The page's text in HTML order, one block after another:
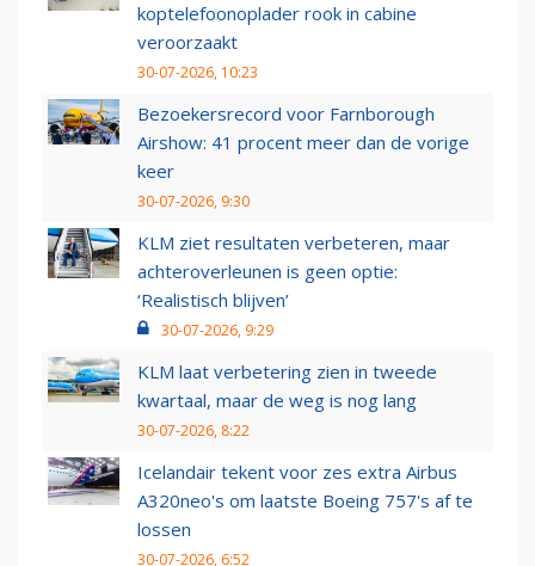
koptelefoonoplader rook in cabine
veroorzaakt
30-07-2026, 10:23
Bezoekersrecord voor Farnborough
Airshow: 41 procent meer dan de vorige
keer
30-07-2026, 9:30
KLM ziet resultaten verbeteren, maar
achteroverleunen is geen optie:
‘Realistisch blijven’
30-07-2026, 9:29
KLM laat verbetering zien in tweede
kwartaal, maar de weg is nog lang
30-07-2026, 8:22
Icelandair tekent voor zes extra Airbus
A320neo's om laatste Boeing 757's af te
lossen
30-07-2026, 6:52